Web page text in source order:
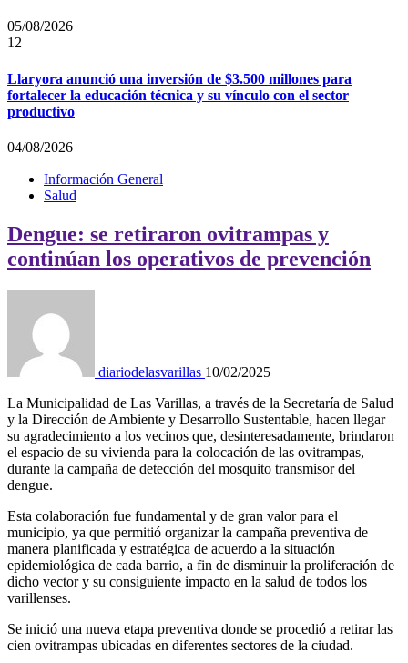
05/08/2026
12
Llaryora anunció una inversión de $3.500 millones para
fortalecer la educación técnica y su vínculo con el sector
productivo
04/08/2026
Información General
Salud
Dengue: se retiraron ovitrampas y
continúan los operativos de prevención
diariodelasvarillas 10/02/2025
La Municipalidad de Las Varillas, a través de la Secretaría de Salud
y la Dirección de Ambiente y Desarrollo Sustentable, hacen llegar
su agradecimiento a los vecinos que, desinteresadamente, brindaron
el espacio de su vivienda para la colocación de las ovitrampas,
durante la campaña de detección del mosquito transmisor del
dengue.
Esta colaboración fue fundamental y de gran valor para el
municipio, ya que permitió organizar la campaña preventiva de
manera planificada y estratégica de acuerdo a la situación
epidemiológica de cada barrio, a fin de disminuir la proliferación de
dicho vector y su consiguiente impacto en la salud de todos los
varillenses.
Se inició una nueva etapa preventiva donde se procedió a retirar las
cien ovitrampas ubicadas en diferentes sectores de la ciudad.